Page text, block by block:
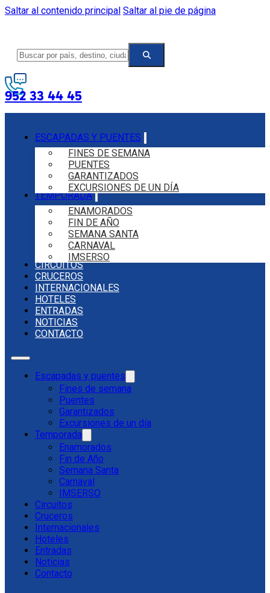
Saltar al contenido principal Saltar al pie de página
952 33 44 45
ESCAPADAS Y PUENTES
FINES DE SEMANA
PUENTES
GARANTIZADOS
EXCURSIONES DE UN DÍA
TEMPORADA
ENAMORADOS
FIN DE AÑO
SEMANA SANTA
CARNAVAL
IMSERSO
CIRCUITOS
CRUCEROS
INTERNACIONALES
HOTELES
ENTRADAS
NOTICIAS
CONTACTO
Escapadas y puentes
Fines de semana
Puentes
Garantizados
Excursiones de un día
Temporada
Enamorados
Fin de Año
Semana Santa
Carnaval
IMSERSO
Circuitos
Cruceros
Internacionales
Hoteles
Entradas
Noticias
Contacto